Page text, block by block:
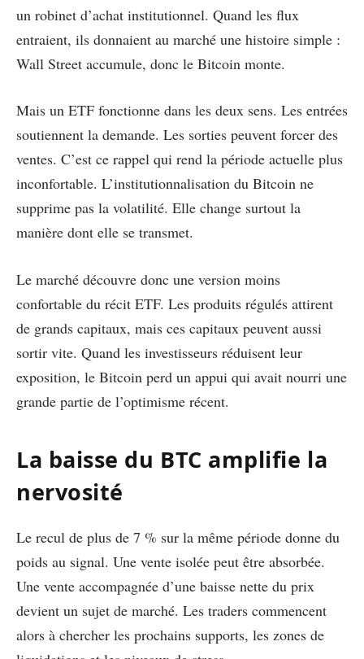
un robinet d’achat institutionnel. Quand les flux
entraient, ils donnaient au marché une histoire simple :
Wall Street accumule, donc le Bitcoin monte.
Mais un ETF fonctionne dans les deux sens. Les entrées
soutiennent la demande. Les sorties peuvent forcer des
ventes. C’est ce rappel qui rend la période actuelle plus
inconfortable. L’institutionnalisation du Bitcoin ne
supprime pas la volatilité. Elle change surtout la
manière dont elle se transmet.
Le marché découvre donc une version moins
confortable du récit ETF. Les produits régulés attirent
de grands capitaux, mais ces capitaux peuvent aussi
sortir vite. Quand les investisseurs réduisent leur
exposition, le Bitcoin perd un appui qui avait nourri une
grande partie de l’optimisme récent.
La baisse du BTC amplifie la
nervosité
Le recul de plus de 7 % sur la même période donne du
poids au signal. Une vente isolée peut être absorbée.
Une vente accompagnée d’une baisse nette du prix
devient un sujet de marché. Les traders commencent
alors à chercher les prochains supports, les zones de